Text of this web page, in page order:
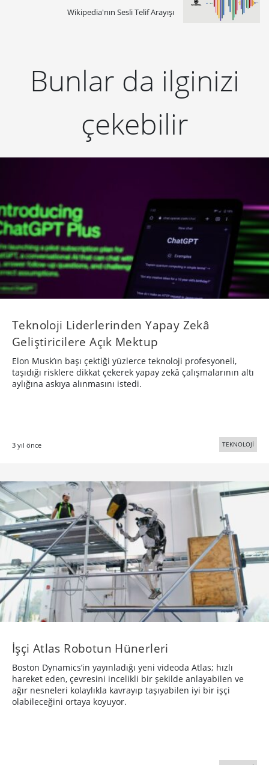
Wikipedia'nın Sesli Telif Arayışı
Bunlar da ilginizi
çekebilir
Teknoloji Liderlerinden Yapay Zekâ
Geliştiricilere Açık Mektup
Elon Musk’ın başı çektiği yüzlerce teknoloji profesyoneli,
taşıdığı risklere dikkat çekerek yapay zekâ çalışmalarının altı
aylığına askıya alınmasını istedi.
3 yıl önce TEKNOLOJİ
İşçi Atlas Robotun Hünerleri
Boston Dynamics’in yayınladığı yeni videoda Atlas; hızlı
hareket eden, çevresini incelikli bir şekilde anlayabilen ve
ağır nesneleri kolaylıkla kavrayıp taşıyabilen iyi bir işçi
olabileceğini ortaya koyuyor.